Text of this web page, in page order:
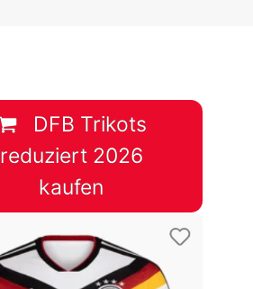
DFB Trikots
reduziert 2026
kaufen